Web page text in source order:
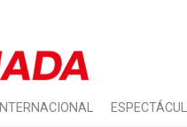
INTERNACIONAL